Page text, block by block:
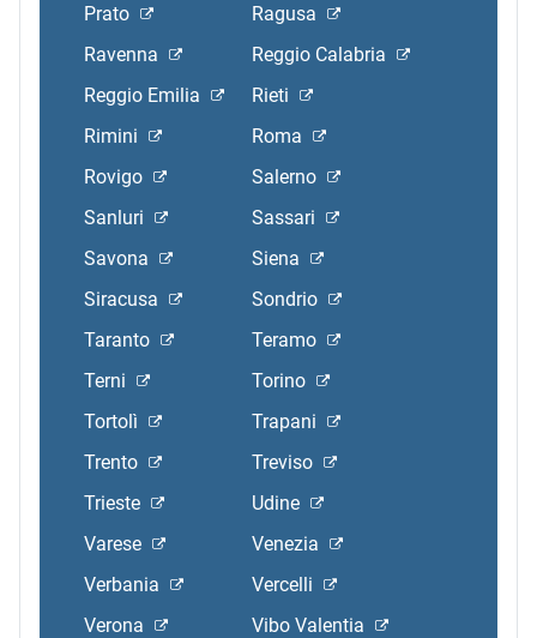
Prato
Ragusa
Ravenna
Reggio Calabria
Reggio Emilia
Rieti
Rimini
Roma
Rovigo
Salerno
Sanluri
Sassari
Savona
Siena
Siracusa
Sondrio
Taranto
Teramo
Terni
Torino
Tortolì
Trapani
Trento
Treviso
Trieste
Udine
Varese
Venezia
Verbania
Vercelli
Verona
Vibo Valentia